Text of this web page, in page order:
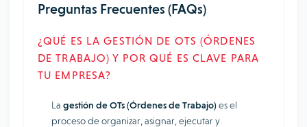
Preguntas Frecuentes (FAQs)
¿QUÉ ES LA GESTIÓN DE OTS (ÓRDENES
DE TRABAJO) Y POR QUÉ ES CLAVE PARA
TU EMPRESA?
La gestión de OTs (Órdenes de Trabajo)es el
proceso de organizar, asignar, ejecutar y